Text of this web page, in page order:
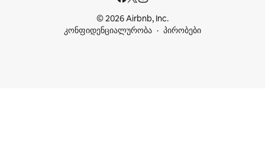
© 2026 Airbnb, Inc.
კონფიდენციალურობა
პირობები